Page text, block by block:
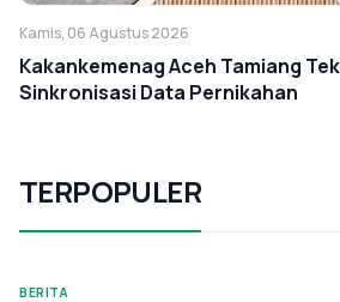
Kamis, 06 Agustus 2026
Kakankemenag Aceh Tamiang
Sinkronisasi Data Pernikahan
TERPOPULER
BERITA